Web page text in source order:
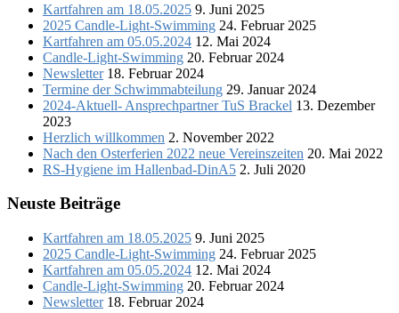
Kartfahren am 18.05.2025 9. Juni 2025
2025 Candle-Light-Swimming 24. Februar 2025
Kartfahren am 05.05.2024 12. Mai 2024
Candle-Light-Swimming 20. Februar 2024
Newsletter18. Februar 2024
Termine der Schwimmabteilung 29. Januar 2024
2024-Aktuell- Ansprechpartner TuS Brackel 13. Dezember
2023
Herzlich willkommen 2. November 2022
Nach den Osterferien 2022 neue Vereinszeiten 20. Mai 2022
RS-Hygiene im Hallenbad-DinA5 2. Juli 2020
Neuste Beiträge
Kartfahren am 18.05.2025 9. Juni 2025
2025 Candle-Light-Swimming 24. Februar 2025
Kartfahren am 05.05.2024 12. Mai 2024
Candle-Light-Swimming 20. Februar 2024
Newsletter 18. Februar 2024